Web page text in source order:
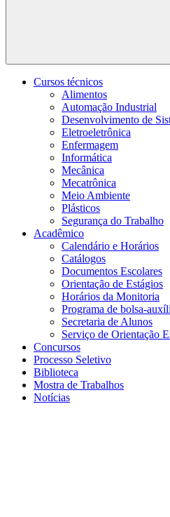
Buscar
Cursos técnicos
Alimentos
Automação Industrial
Desenvolvimento de
Eletroeletrônica
Enfermagem
Informática
Mecânica
Mecatrônica
Meio Ambiente
Plásticos
Segurança do Trabalho
Acadêmico
Calendário e Horários
Catálogos
Documentos Escolares
Orientação de Estágios
Horários da Monitoria
Programa de bolsa-
Secretaria de Alunos
Serviço de Orientação
Concursos
Processo Seletivo
Biblioteca
Mostra de Trabalhos
Notícias